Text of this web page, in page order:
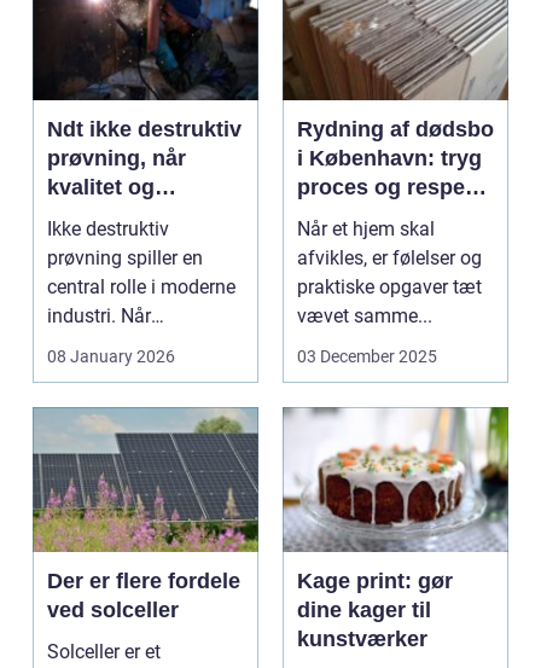
Ndt ikke destruktiv
prøvning, når
kvalitet og
sikkerhed er
afgørende
Ikke destruktiv
prøvning spiller en
central rolle i moderne
industri. Når
svejsninger,
trykbærende u...
08 January 2026
Rydning af dødsbo
i København: tryg
proces og respekt
for boet
Når et hjem skal
afvikles, er følelser og
praktiske opgaver tæt
vævet samme...
03 December 2025
Der er flere fordele
ved solceller
Solceller er et
Kage print: gør
dine kager til
kunstværker